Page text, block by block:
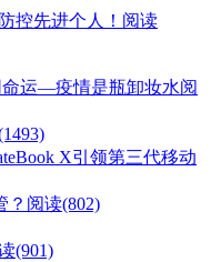
控先进个人！ 阅读
运—疫情是瓶卸妆水阅
X引领第三代移动
？ 阅读(802)
(901)